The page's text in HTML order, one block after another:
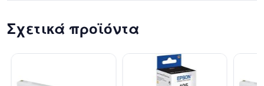
Σχετικά προϊόντα